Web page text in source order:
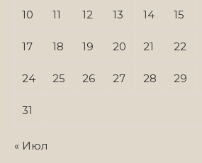
10 11 12 13 14 15
17 18 19 20 21 22
24 25 26 27 28 29
31
« Июл